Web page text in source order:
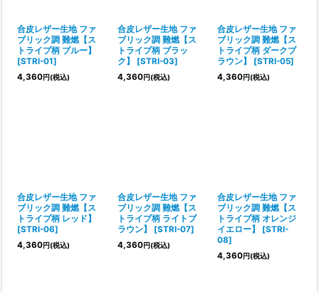
合皮レザー生地 ファ
ブリック調 難燃【ス
トライプ柄 ブルー】
[STRI-01]
4,360円(税込)
合皮レザー生地 ファ
ブリック調 難燃【ス
トライプ柄 ブラッ
ク】
[STRI-03]
4,360円(税込)
合皮レザー生地 ファ
ブリック調 難燃【ス
トライプ柄 ダークブ
ラウン】
[STRI-05]
4,360円(税込)
合皮レザー生地 ファ
ブリック調 難燃【ス
トライプ柄 レッド】
[STRI-06]
4,360円(税込)
合皮レザー生地 ファ
ブリック調 難燃【ス
トライプ柄 ライトブ
ラウン】
[STRI-07]
4,360円(税込)
合皮レザー生地 ファ
ブリック調 難燃【ス
トライプ柄 オレンジ
イエロー】
[STRI-
08]
4,360円(税込)